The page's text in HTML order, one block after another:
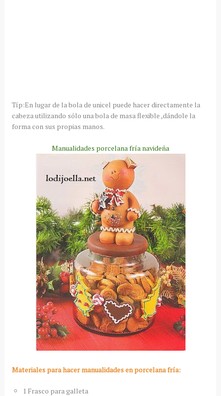
Típ:En lugar de la bola de unicel puede hacer directamente la
cabeza utilizando sólo una bola de masa flexible ,dándole la
forma con sus propias manos.
Manualidades porcelana fría navideña
Materiales para hacer manualidades en porcelana fría:
1 Frasco para galleta